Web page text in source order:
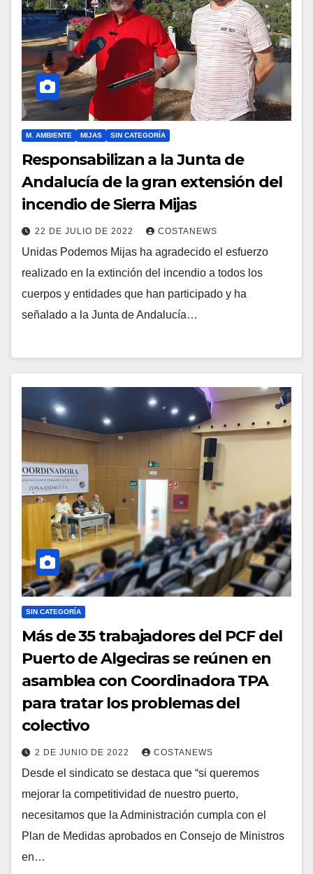
M. AMBIENTE MIJAS SIN CATEGORÍA
Responsabilizan a la Junta de
Andalucía de la gran extensión del
incendio de Sierra Mijas
22 DE JULIO DE 2022 COSTANEWS
Unidas Podemos Mijas ha agradecido el esfuerzo
realizado en la extinción del incendio a todos los
cuerpos y entidades que han participado y ha
señalado a la Junta de Andalucía…
SIN CATEGORÍA
Más de 35 trabajadores del PCF del
Puerto de Algeciras se reúnen en
asamblea con Coordinadora TPA
para tratar los problemas del
colectivo
2 DE JUNIO DE 2022 COSTANEWS
Desde el sindicato se destaca que “si queremos
mejorar la competitividad de nuestro puerto,
necesitamos que la Administración cumpla con el
Plan de Medidas aprobados en Consejo de Ministros
en…